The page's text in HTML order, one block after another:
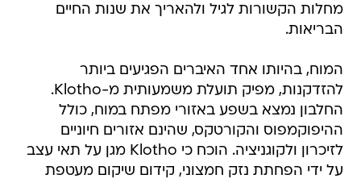
מחלות הקשורות לגיל ולהאריך את שנות החיים
הבריאות.
המוח, בהיותו אחד האיברים הפגיעים ביותר
להזדקנות, מפיק תועלת משמעותית מ-Klotho.
החלבון נמצא בשפע באזורי מפתח במוח, כולל
ההיפוקמפוס והקורטקס, שהינם אזורים חיוניים
לזיכרון ולקוגניציה. הוכח כי Klotho מגן על תאי עצב
על ידי הפחתת נזק חמצוני, קידום שיקום מעטפת